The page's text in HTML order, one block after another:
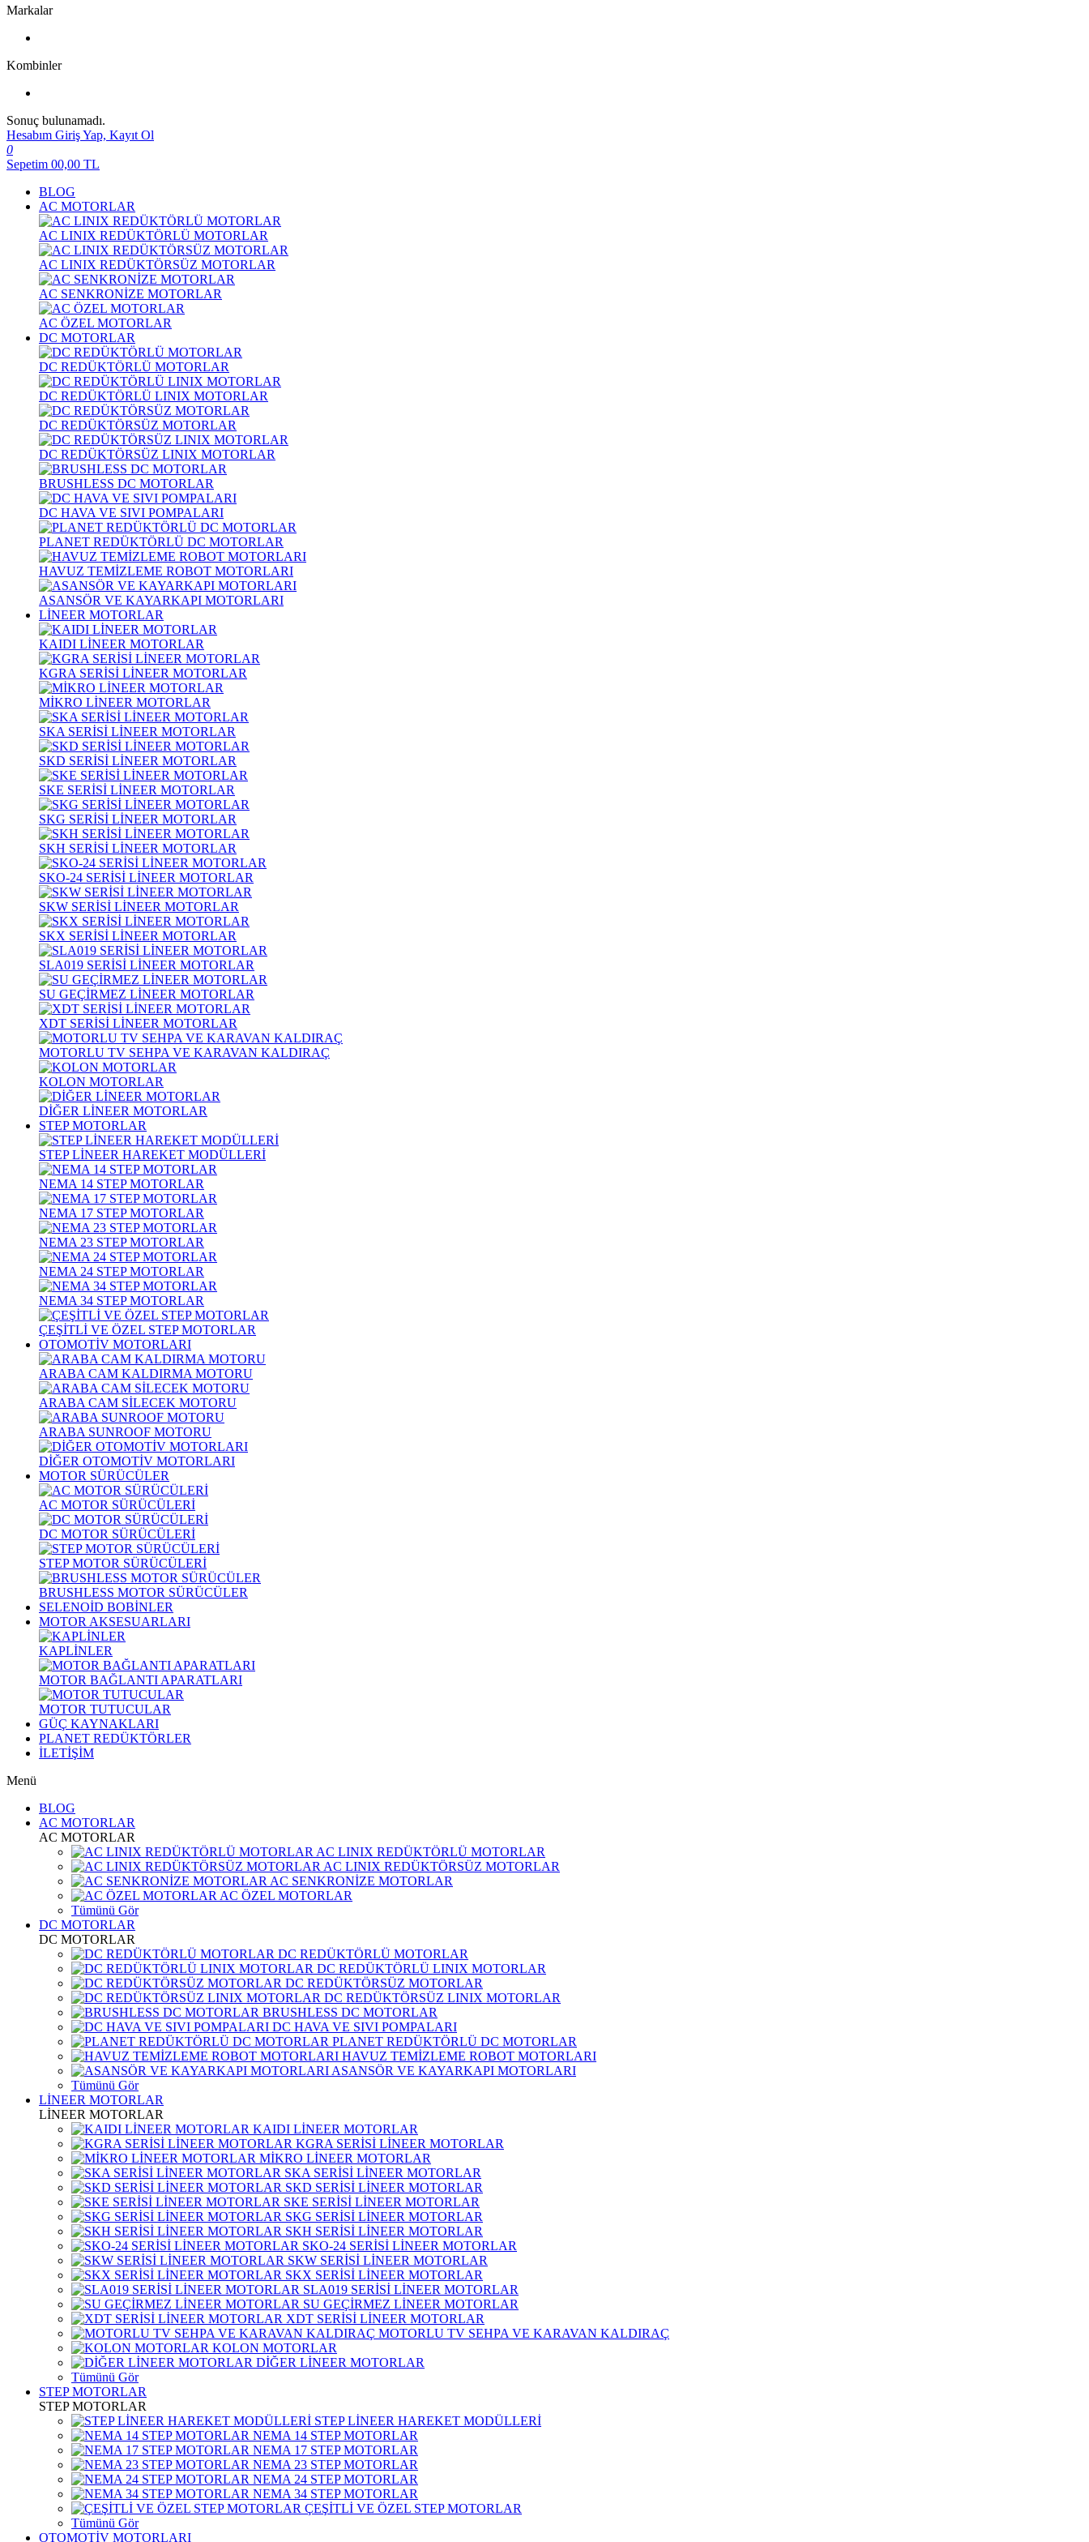
Markalar
Kombinler
Sonuç bulunamadı.
Hesabım Giriş Yap, Kayıt Ol
0
Sepetim 00,00 TL
BLOG
AC MOTORLAR
AC LINIX REDÜKTÖRLÜ MOTORLAR
AC LINIX REDÜKTÖRSÜZ MOTORLAR
AC SENKRONİZE MOTORLAR
AC ÖZEL MOTORLAR
DC MOTORLAR
DC REDÜKTÖRLÜ MOTORLAR
DC REDÜKTÖRLÜ LINIX MOTORLAR
DC REDÜKTÖRSÜZ MOTORLAR
DC REDÜKTÖRSÜZ LINIX MOTORLAR
BRUSHLESS DC MOTORLAR
DC HAVA VE SIVI POMPALARI
PLANET REDÜKTÖRLÜ DC MOTORLAR
HAVUZ TEMİZLEME ROBOT MOTORLARI
ASANSÖR VE KAYARKAPI MOTORLARI
LİNEER MOTORLAR
KAIDI LİNEER MOTORLAR
KGRA SERİSİ LİNEER MOTORLAR
MİKRO LİNEER MOTORLAR
SKA SERİSİ LİNEER MOTORLAR
SKD SERİSİ LİNEER MOTORLAR
SKE SERİSİ LİNEER MOTORLAR
SKG SERİSİ LİNEER MOTORLAR
SKH SERİSİ LİNEER MOTORLAR
SKO-24 SERİSİ LİNEER MOTORLAR
SKW SERİSİ LİNEER MOTORLAR
SKX SERİSİ LİNEER MOTORLAR
SLA019 SERİSİ LİNEER MOTORLAR
SU GEÇİRMEZ LİNEER MOTORLAR
XDT SERİSİ LİNEER MOTORLAR
MOTORLU TV SEHPA VE KARAVAN KALDIRAÇ
KOLON MOTORLAR
DİĞER LİNEER MOTORLAR
STEP MOTORLAR
STEP LİNEER HAREKET MODÜLLERİ
NEMA 14 STEP MOTORLAR
NEMA 17 STEP MOTORLAR
NEMA 23 STEP MOTORLAR
NEMA 24 STEP MOTORLAR
NEMA 34 STEP MOTORLAR
ÇEŞİTLİ VE ÖZEL STEP MOTORLAR
OTOMOTİV MOTORLARI
ARABA CAM KALDIRMA MOTORU
ARABA CAM SİLECEK MOTORU
ARABA SUNROOF MOTORU
DİĞER OTOMOTİV MOTORLARI
MOTOR SÜRÜCÜLER
AC MOTOR SÜRÜCÜLERİ
DC MOTOR SÜRÜCÜLERİ
STEP MOTOR SÜRÜCÜLERİ
BRUSHLESS MOTOR SÜRÜCÜLER
SELENOİD BOBİNLER
MOTOR AKSESUARLARI
KAPLİNLER
MOTOR BAĞLANTI APARATLARI
MOTOR TUTUCULAR
GÜÇ KAYNAKLARI
PLANET REDÜKTÖRLER
İLETİŞİM
Menü
BLOG
AC MOTORLAR
AC MOTORLAR
AC LINIX REDÜKTÖRLÜ MOTORLAR
AC LINIX REDÜKTÖRSÜZ MOTORLAR
AC SENKRONİZE MOTORLAR
AC ÖZEL MOTORLAR
Tümünü Gör
DC MOTORLAR
DC MOTORLAR
DC REDÜKTÖRLÜ MOTORLAR
DC REDÜKTÖRLÜ LINIX MOTORLAR
DC REDÜKTÖRSÜZ MOTORLAR
DC REDÜKTÖRSÜZ LINIX MOTORLAR
BRUSHLESS DC MOTORLAR
DC HAVA VE SIVI POMPALARI
PLANET REDÜKTÖRLÜ DC MOTORLAR
HAVUZ TEMİZLEME ROBOT MOTORLARI
ASANSÖR VE KAYARKAPI MOTORLARI
Tümünü Gör
LİNEER MOTORLAR
LİNEER MOTORLAR
KAIDI LİNEER MOTORLAR
KGRA SERİSİ LİNEER MOTORLAR
MİKRO LİNEER MOTORLAR
SKA SERİSİ LİNEER MOTORLAR
SKD SERİSİ LİNEER MOTORLAR
SKE SERİSİ LİNEER MOTORLAR
SKG SERİSİ LİNEER MOTORLAR
SKH SERİSİ LİNEER MOTORLAR
SKO-24 SERİSİ LİNEER MOTORLAR
SKW SERİSİ LİNEER MOTORLAR
SKX SERİSİ LİNEER MOTORLAR
SLA019 SERİSİ LİNEER MOTORLAR
SU GEÇİRMEZ LİNEER MOTORLAR
XDT SERİSİ LİNEER MOTORLAR
MOTORLU TV SEHPA VE KARAVAN KALDIRAÇ
KOLON MOTORLAR
DİĞER LİNEER MOTORLAR
Tümünü Gör
STEP MOTORLAR
STEP MOTORLAR
STEP LİNEER HAREKET MODÜLLERİ
NEMA 14 STEP MOTORLAR
NEMA 17 STEP MOTORLAR
NEMA 23 STEP MOTORLAR
NEMA 24 STEP MOTORLAR
NEMA 34 STEP MOTORLAR
ÇEŞİTLİ VE ÖZEL STEP MOTORLAR
Tümünü Gör
OTOMOTİV MOTORLARI